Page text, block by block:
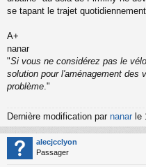
se tapant le trajet
A+
nanar
"Si vous ne considérez pas le
solution pour l'aménagement des
problème."
Dernière modification par nanar le
alecjcclyon
Passager